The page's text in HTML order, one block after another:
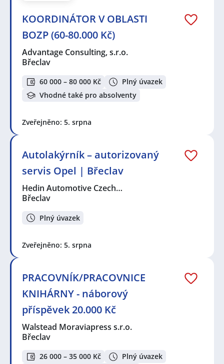
KOORDINÁTOR V OBLASTI
BOZP (60-80.000 Kč)
Advantage Consulting, s.r.o.
Břeclav
60 000 – 80 000 Kč
Plný úvazek
Vhodné také pro absolventy
Zveřejněno: 5. srpna
Autolakýrník – autorizovaný
servis Opel | Břeclav
Hedin Automotive Czech…
Břeclav
Plný úvazek
Zveřejněno: 5. srpna
PRACOVNÍK/PRACOVNICE
KNIHÁRNY - náborový
příspěvek 20.000 Kč
Walstead Moraviapress s.r.o.
Břeclav
26 000 – 35 000 Kč
Plný úvazek